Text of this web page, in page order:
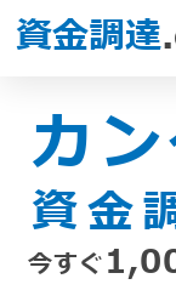
資金調達
カ
資金
今すぐ